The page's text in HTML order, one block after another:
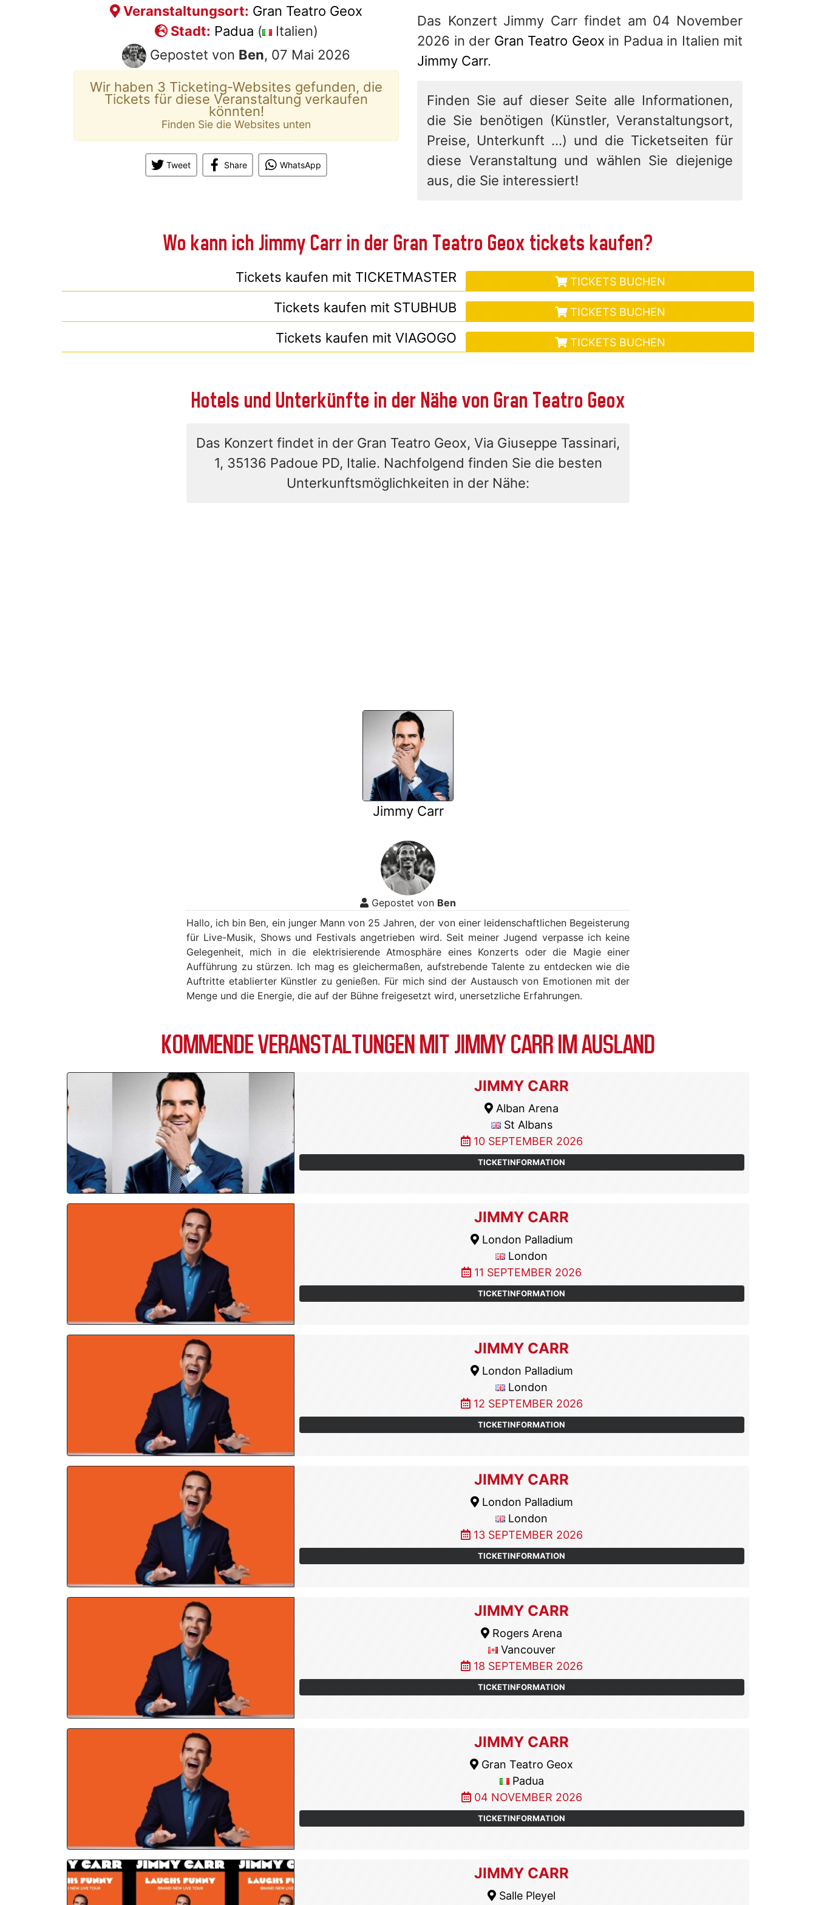
Veranstaltungsort: Gran Teatro Geox
Stadt: Padua (
Italien)
Gepostet von Ben, 07 Mai 2026
Wir haben 3 Ticketing-Websites gefunden, die
Tickets für diese Veranstaltung verkaufen
könnten!
Finden Sie die Websites unten
Tweet Share WhatsApp
Das Konzert Jimmy Carr findet am 04 November
2026 in der Gran Teatro Geox in Padua in Italien mit
Jimmy Carr.
Finden Sie auf dieser Seite alle Informationen,
die Sie benötigen (Künstler, Veranstaltungsort,
Preise, Unterkunft ...) und die Ticketseiten für
diese Veranstaltung und wählen Sie diejenige
aus, die Sie interessiert!
Wo kann ich Jimmy Carr in der Gran Teatro Geox tickets kaufen?
Tickets kaufen mit TICKETMASTER TICKETS BUCHEN
Tickets kaufen mit STUBHUB TICKETS BUCHEN
Tickets kaufen mit VIAGOGO TICKETS BUCHEN
Hotels und Unterkünfte in der Nähe von Gran Teatro Geox
Das Konzert findet in der Gran Teatro Geox, Via Giuseppe Tassinari,
1, 35136 Padoue PD, Italie. Nachfolgend finden Sie die besten
Unterkunftsmöglichkeiten in der Nähe:
Jimmy Carr
Gepostet von Ben
Hallo, ich bin Ben, ein junger Mann von 25 Jahren, der von einer leidenschaftlichen Begeisterung
für Live-Musik, Shows und Festivals angetrieben wird. Seit meiner Jugend verpasse ich keine
Gelegenheit, mich in die elektrisierende Atmosphäre eines Konzerts oder die Magie einer
Aufführung zu stürzen. Ich mag es gleichermaßen, aufstrebende Talente zu entdecken wie die
Auftritte etablierter Künstler zu genießen. Für mich sind der Austausch von Emotionen mit der
Menge und die Energie, die auf der Bühne freigesetzt wird, unersetzliche Erfahrungen.
KOMMENDE VERANSTALTUNGEN MIT JIMMY CARR IM AUSLAND
JIMMY CARR
Alban Arena
St Albans
10 SEPTEMBER 2026
TICKETINFORMATION
JIMMY CARR
London Palladium
London
11 SEPTEMBER 2026
TICKETINFORMATION
JIMMY CARR
London Palladium
London
12 SEPTEMBER 2026
TICKETINFORMATION
JIMMY CARR
London Palladium
London
13 SEPTEMBER 2026
TICKETINFORMATION
JIMMY CARR
Rogers Arena
Vancouver
18 SEPTEMBER 2026
TICKETINFORMATION
JIMMY CARR
Gran Teatro Geox
Padua
04 NOVEMBER 2026
TICKETINFORMATION
JIMMY CARR
Salle Pleyel